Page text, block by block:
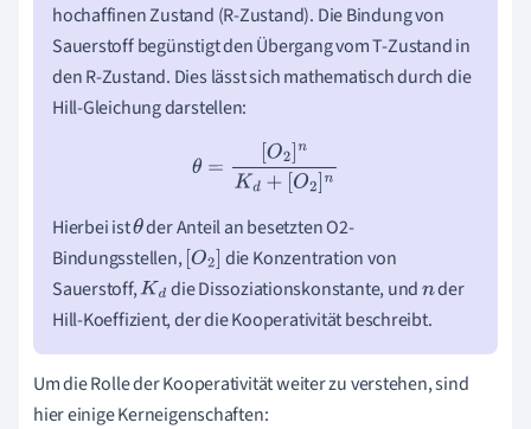
hochaffinen Zustand (R-Zustand). Die Bindung von
Sauerstoff begünstigt den Übergang vom T-Zustand in
den R-Zustand. Dies lässt sich mathematisch durch die
Hill-Gleichung darstellen:
θ =[O Kd+[O
Hierbei istθder Anteil an besetzten O2-
Bindungsstellen, [O2] die Konzentration von
Sauerstoff,Kd die Dissoziationskonstante, undnder
Hill-Koeffizient, der die Kooperativität beschreibt.
Um die Rolle der Kooperativität weiter zu verstehen, sind
hier einige Kerneigenschaften: